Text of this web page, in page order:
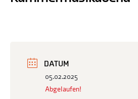
DATUM
05.02.2025
Abgelaufen!